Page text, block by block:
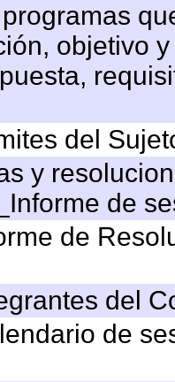
objetivo
del
y
de
de
del
de